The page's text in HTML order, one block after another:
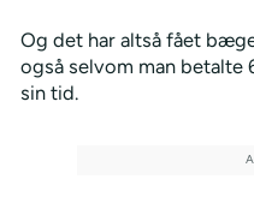
Og det har altså fået
også selvom man betalte
sin tid.